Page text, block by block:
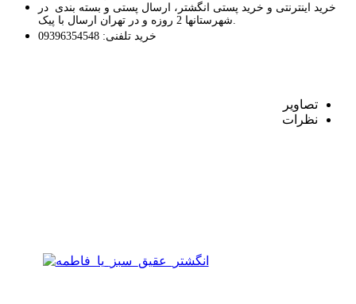
خرید اینترنتی و خرید پستی انگشتر، ارسال پستی و بسته بندی در
شهرستانها 2 روزه و در تهران ارسال با پیک.
خرید تلفنی: 09396354548
تصاوير
نظرات